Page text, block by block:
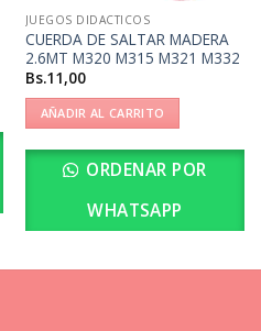
JUEGOS DIDACTICOS
CUERDA DE SALTAR MADERA
2.6MT M320 M315 M321 M332
Bs.11,00
AÑADIR AL CARRITO
ORDENAR POR
WHATSAPP